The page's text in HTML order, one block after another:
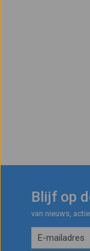
Blijf op
van nieuws,